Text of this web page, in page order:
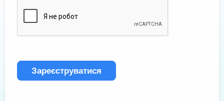
Зареєструватися